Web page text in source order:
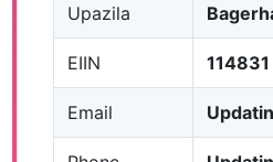
Upazila
EIIN 114831
Email